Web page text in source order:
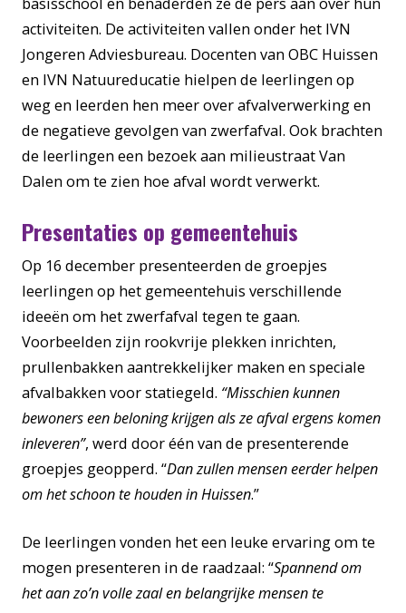
activiteiten. De activiteiten vallen onder het IVN
Jongeren Adviesbureau. Docenten van OBC Huissen
en IVN Natuureducatie hielpen de leerlingen op
weg en leerden hen meer over afvalverwerking en
de negatieve gevolgen van zwerfafval. Ook brachten
de leerlingen een bezoek aan milieustraat Van
Dalen om te zien hoe afval wordt verwerkt.
Presentaties op gemeentehuis
Op 16 december presenteerden de groepjes
leerlingen op het gemeentehuis verschillende
ideeën om het zwerfafval tegen te gaan.
Voorbeelden zijn rookvrije plekken inrichten,
prullenbakken aantrekkelijker maken en speciale
afvalbakken voor statiegeld. “Misschien kunnen
bewoners een beloning krijgen als ze afval ergens komen
inleveren”, werd door één van de presenterende
groepjes geopperd. “Dan zullen mensen eerder helpen
om het schoon te houden in Huissen.”
De leerlingen vonden het een leuke ervaring om te
mogen presenteren in de raadzaal: “Spannend om
het aan zo’n volle zaal en belangrijke mensen te